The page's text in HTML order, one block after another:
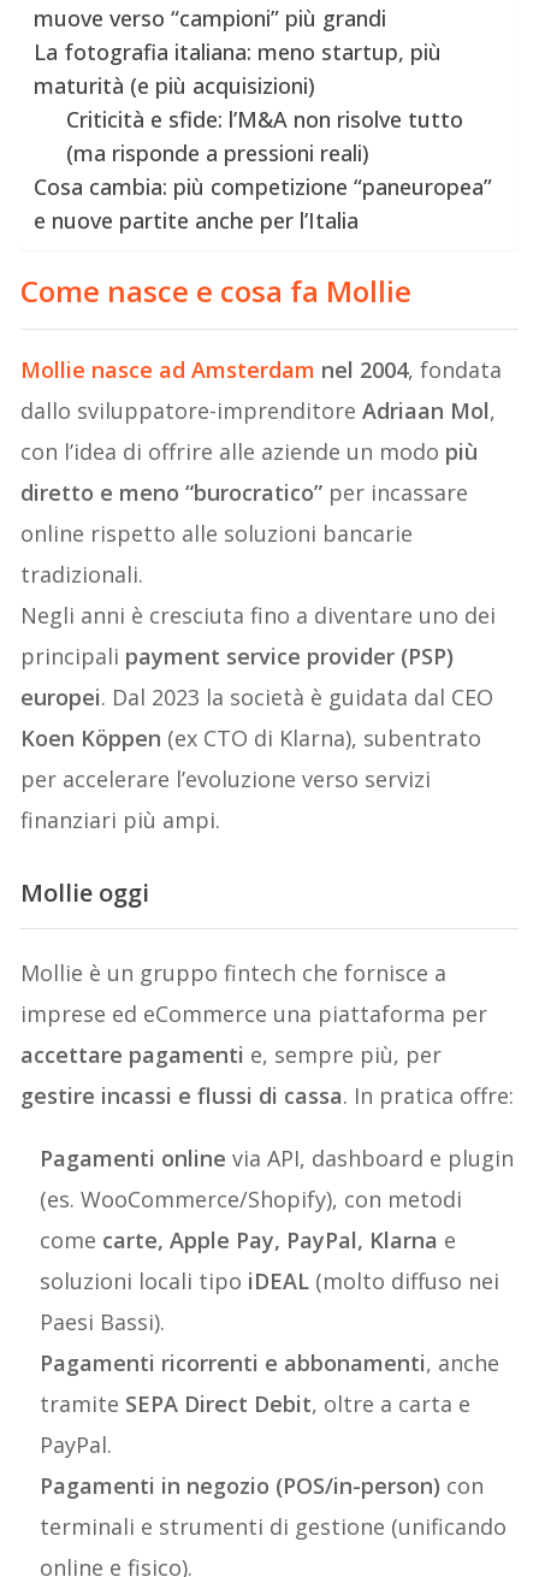
muove verso “campioni” più grandi
La fotografia italiana: meno startup, più
maturità (e più acquisizioni)
Criticità e sfide: l’M&A non risolve tutto
(ma risponde a pressioni reali)
Cosa cambia: più competizione “paneuropea”
e nuove partite anche per l’Italia
Come nasce e cosa fa Mollie
Mollie nasce ad Amsterdam nel 2004, fondata
dallo sviluppatore-imprenditoreAdriaan Mol,
con l’idea di offrire alle aziende un modo più
diretto e meno “burocratico” per incassare
online rispetto alle soluzioni bancarie
tradizionali.
Negli anni è cresciuta fino a diventare uno dei
principali payment service provider (PSP)
europei. Dal 2023 la società è guidata dal CEO
Koen Köppen (ex CTO di Klarna), subentrato
per accelerare l’evoluzione verso servizi
finanziari più ampi.
Mollie oggi
Mollie è un gruppo fintech che fornisce a
imprese ed eCommerce una piattaforma per
accettare pagamenti e, sempre più, per
gestire incassi e flussi di cassa. In pratica offre:
Pagamenti online via API, dashboard e plugin
(es. WooCommerce/Shopify), con metodi
come carte, Apple Pay, PayPal, Klarna e
soluzioni locali tipo iDEAL (molto diffuso nei
Paesi Bassi).
Pagamenti ricorrenti e abbonamenti, anche
tramite SEPA Direct Debit, oltre a carta e
PayPal.
Pagamenti in negozio (POS/in-person) con
terminali e strumenti di gestione (unificando
online e fisico).